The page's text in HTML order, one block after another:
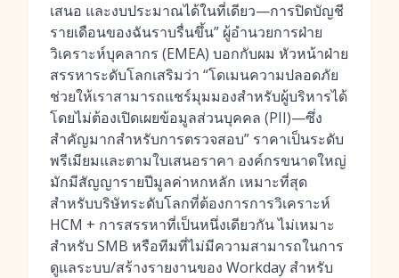
เสนอ และงบประมาณได้ในที่เดียว—การปิดบัญชี
รายเดือนของฉันราบรื่นขึ้น” ผู้อำนวยการฝ่าย
วิเคราะห์บุคลากร (EMEA) บอกกับผม หัวหน้าฝ่าย
สรรหาระดับโลกเสริมว่า “โดเมนความปลอดภัย
ช่วยให้เราสามารถแชร์มุมมองสำหรับผู้บริหารได้
โดยไม่ต้องเปิดเผยข้อมูลส่วนบุคคล (PII)—ซึ่ง
สำคัญมากสำหรับการตรวจสอบ” ราคาเป็นระดับ
พรีเมียมและตามใบเสนอราคา องค์กรขนาดใหญ่
มักมีสัญญารายปีมูลค่าหกหลัก เหมาะที่สุด
สำหรับบริษัทระดับโลกที่ต้องการการวิเคราะห์
HCM + การสรรหาที่เป็นหนึ่งเดียวกัน ไม่เหมาะ
สำหรับ SMB หรือทีมที่ไม่มีความสามารถในการ
ดูแลระบบ/สร้างรายงานของ Workday สำหรับ